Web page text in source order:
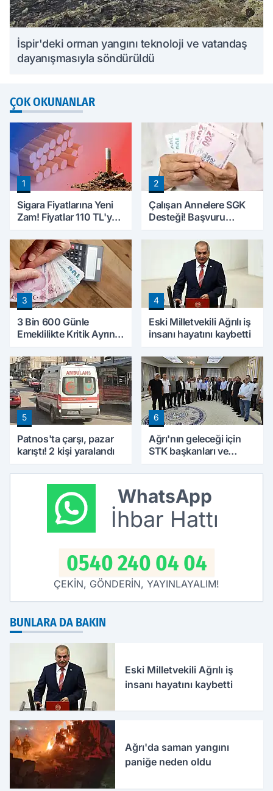
İspir'deki orman yangını teknoloji ve vatandaş
dayanışmasıyla söndürüldü
ÇOK OKUNANLAR
1
Sigara Fiyatlarına Yeni
Zam! Fiyatlar 110 TL'ye
2
Çalışan Annelere SGK
Desteği! Başvuru
Parası Alabilecekler
3
3 Bin 600 Günle
Emeklilikte Kritik Ayrıntı!
Hesabını Değiştirebilir
4
Eski Milletvekili Ağrılı iş
insanı hayatını kaybetti
5
Patnos'ta çarşı, pazar
karıştı! 2 kişi yaralandı
6
Ağrı'nın geleceği için
STK başkanları ve
araya geldi
WhatsApp
İhbar Hattı
0540 240 04 04
ÇEKİN, GÖNDERİN, YAYINLAYALIM!
BUNLARA DA BAKIN
Eski Milletvekili Ağrılı iş
insanı hayatını kaybetti
Ağrı'da saman yangını
paniğe neden oldu